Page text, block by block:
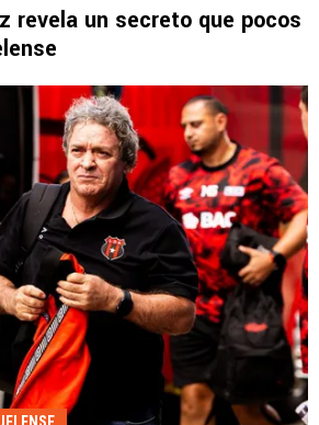
revela un secreto que pocos